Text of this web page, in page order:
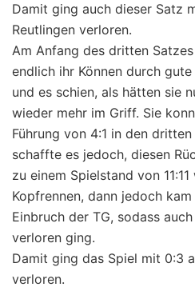
Damit ging auch dieser Satz
Reutlingen verloren.
Am Anfang des dritten
endlich ihr Können durch
und es schien, als hätten sie
wieder mehr im Griff. Sie
Führung von 4:1 in den
schaffte es jedoch, diesen
zu einem Spielstand von
Kopfrennen, dann jedoch
Einbruch der TG, sodass
verloren ging.
Damit ging das Spiel mit 0:3
verloren.